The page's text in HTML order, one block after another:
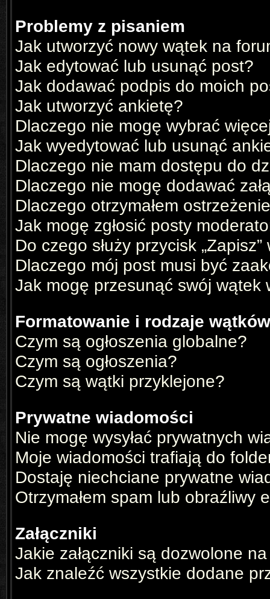
Problemy z pisaniem
Jak utworzyć nowy wątek na
Jak edytować lub usunąć post?
Jak dodawać podpis do moich
Jak utworzyć ankietę?
Dlaczego nie mogę wybrać
Jak wyedytować lub usunąć
Dlaczego nie mam dostępu do
Dlaczego nie mogę dodawać
Dlaczego otrzymałem
Jak mogę zgłosić posty
Do czego służy przycisk
Dlaczego mój post musi być
Jak mogę przesunąć swój wątek
Formatowanie i rodzaje wątków
Czym są ogłoszenia globalne?
Czym są ogłoszenia?
Czym są wątki przyklejone?
Prywatne wiadomości
Nie mogę wysyłać prywatnych
Moje wiadomości trafiają do
Dostaję niechciane prywatne
Otrzymałem spam lub obraźliwy
Załączniki
Jakie załączniki są dozwolone
Jak znaleźć wszystkie dodane